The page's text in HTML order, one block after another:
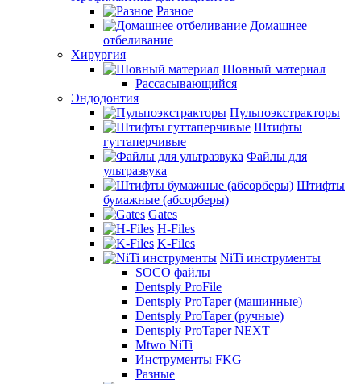
Разное
Домашнее
отбеливание
Хирургия
Шовный материал
Рассасывающийся
Эндодонтия
Пульпоэкстракторы
Штифты
гуттаперчивые
Файлы для
ультразвука
Штифты
бумажные (абсорберы)
Gates
H-Files
K-Files
NiTi инструменты
SOCO файлы
Dentsply ProFile
Dentsply ProTaper (машинные)
Dentsply ProTaper (ручные)
Dentsply ProTaper NEXT
Mtwo NiTi
Инструменты FKG
Разные